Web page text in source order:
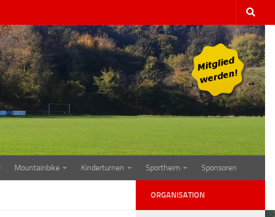
Mountainbike Kinderturnen Sportheim Sponsoren
ORGANISATION